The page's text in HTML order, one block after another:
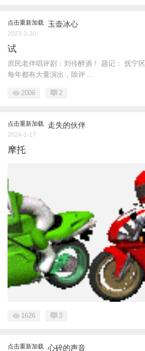
点击重新加载 玉壶冰心
2023-3-30
试
庶民老伴唱评剧：刘伶醉酒！ 题记： 抚宁区
每年都有大量演出，除评 ...
2006 2
点击重新加载 走失的伙伴
2024-1-17
摩托
1626 3
点击重新加载 心碎的声音